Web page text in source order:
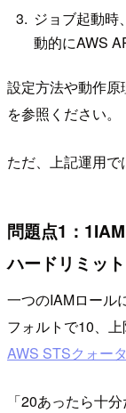
ジョブ起動時
動的にAWS
設定方法や動作原
を参照ください。
ただ、上記運用
問題点1：
ハードリミッ
一つのIAMロール
フォルトで10、
AWS STSクォータ
「20あったら十